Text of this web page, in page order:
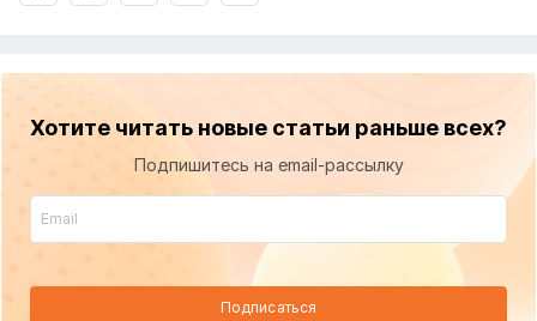
Хотите читать новые статьи раньше всех?
Подпишитесь на email-рассылку
Подписаться